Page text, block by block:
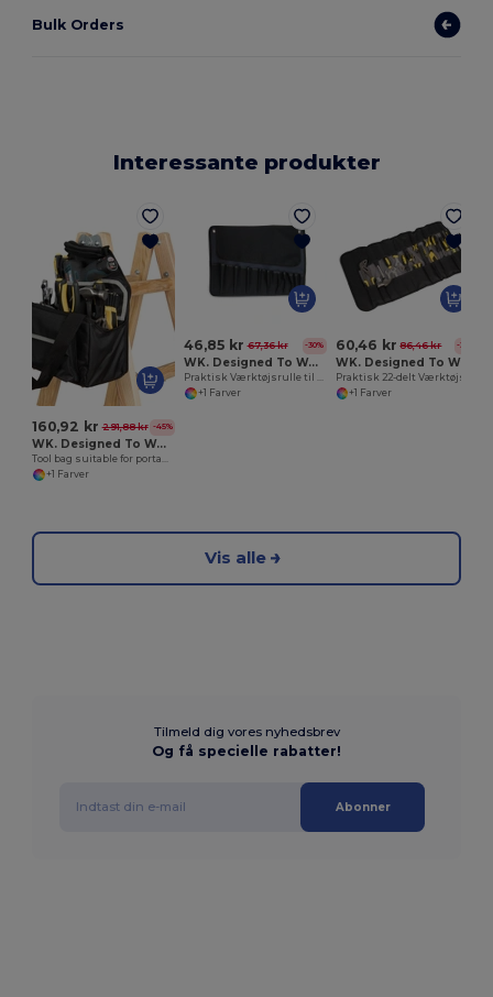
Bulk Orders
Interessante produkter
160,92 kr 291,88 kr -45%
WK. Designed To Work WKI0301
+1 Farver
46,85 kr 67,36 kr -30%
WK. Designed To Work WKI0302
+1 Farver
60,46 kr 86,46 kr -30%
WK. Designed To Work WKI0305
+1 Farver
Vis alle
Tilmeld dig vores nyhedsbrev
Og få specielle rabatter!
Abonner